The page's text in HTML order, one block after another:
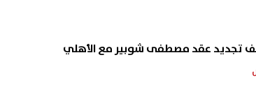
تجديد عقد مصطفى شوبير مع الأهلي